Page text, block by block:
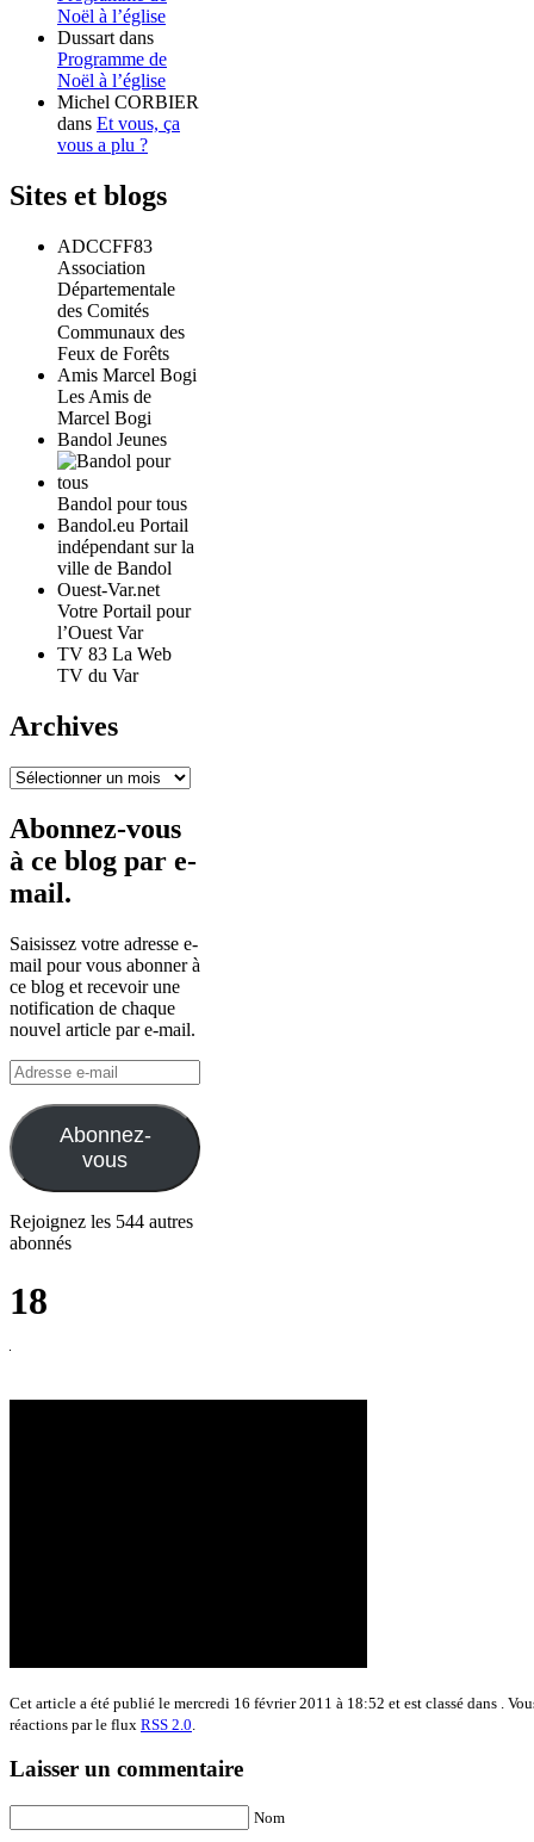
Noël à l’église
Dussart dans
Programme de
Noël à l’église
Michel CORBIER
dans Et vous, ça
vous a plu ?
Sites et blogs
ADCCFF83
Association
Départementale
des Comités
Communaux des
Feux de Forêts
Amis Marcel Bogi
Les Amis de
Marcel Bogi
Bandol Jeunes
Bandol pour tous
Bandol.eu Portail
indépendant sur la
ville de Bandol
Ouest-Var.net
Votre Portail pour
l’Ouest Var
TV 83 La Web
TV du Var
Archives
Archives
Abonnez-vous
à ce blog par e-
mail.
Saisissez votre adresse e-
mail pour vous abonner à
ce blog et recevoir une
notification de chaque
nouvel article par e-mail.
Adresse
e-
mail
Abonnez-
vous
Rejoignez les 544 autres
abonnés
18
Cet article a été publié le mercredi 16 février 2011 à 18:52 et est classé dans .
réactions par le flux RSS 2.0
Laisser un commentaire
Nom